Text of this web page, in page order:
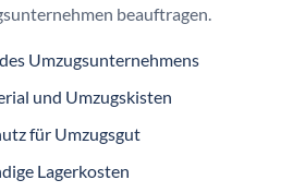
beauftragen.
Umzugsunternehmens
und Umzugskisten
für Umzugsgut
Lagerkosten